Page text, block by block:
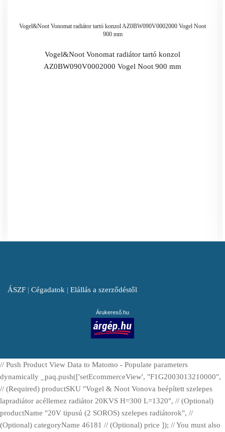
Vogel&Noot Vonomat radiátor tartó konzol AZ0BW090V0002000 Vogel Noot
900 mm
Vogel&Noot Vonomat radiátor tartó konzol
AZ0BW090V0002000 Vogel Noot 900 mm
ÁSZF | Cégadatok | Elállás a szerződéstől
Árukereső.hu
// Push Product View Data to Matomo - Populate parameters
dynamically _paq.push(['setEcommerceView', "F1G2003013210000",
// (Required) productSKU "Vogel & Noot Vonova beépített szelepes
lapradiátor acéllemez radiátor 20KVS H=300 L=1320", // (Optional)
productName "20V tipusú (2 SOROS) szelepes radiátorok", //
(Optional) categoryName 46181 // (Optional) price ]); // You must also